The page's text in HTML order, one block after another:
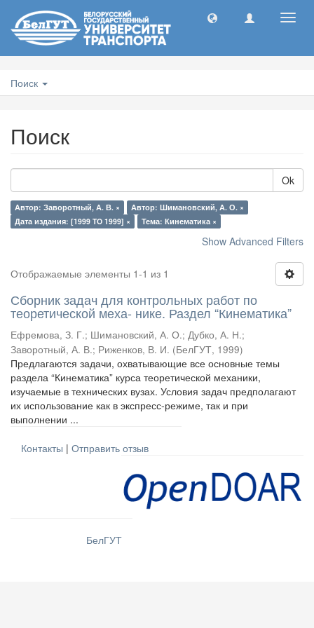
Поиск
Поиск
Ok
Автор: Заворотный, А. В. ×
Автор: Шимановский, А. О. ×
Дата издания: [1999 TO 1999] ×
Тема: Кинематика ×
Show Advanced Filters
Отображаемые элементы 1-1 из 1
Сборник задач для контрольных работ по
теоретической меха- нике. Раздел “Кинематика”
Ефремова, З. Г.; Шимановский, А. О.; Дубко, А. Н.;
Заворотный, А. В.; Риженков, В. И. (БелГУТ, 1999)
Предлагаются задачи, охватывающие все основные темы
раздела “Кинематика” курса теоретической механики,
изучаемые в технических вузах. Условия задач предполагают
их использование как в экспресс-режиме, так и при
выполнении ...
Контакты | Отправить отзыв
БелГУТ